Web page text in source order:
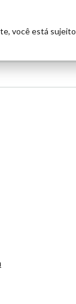
você está sujeito